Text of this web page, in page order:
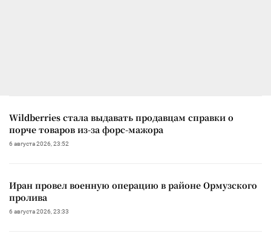
Wildberries стала выдавать продавцам справки о
порче товаров из-за форс-мажора
6 августа 2026, 23:52
Иран провел военную операцию в районе Ормузского
пролива
6 августа 2026, 23:33